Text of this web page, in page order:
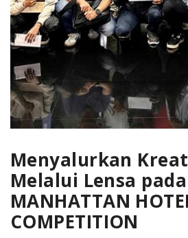
Menyalurkan
Melalui Lensa pada
MANHATTAN
COMPETITION